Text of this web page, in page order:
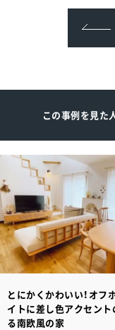
この事例を見た
とにかくかわいい！オフ
イトに差し色アクセント
る南欧風の家